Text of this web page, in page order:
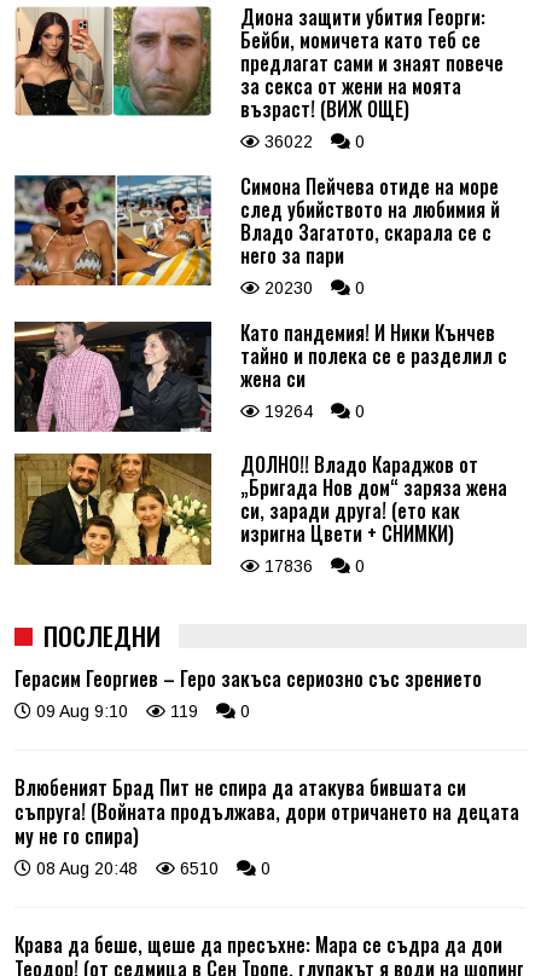
Диона защити убития Георги:
Бейби, момичета като теб се
предлагат сами и знаят повече
за секса от жени на моята
възраст! (ВИЖ ОЩЕ)
36022 0
Симона Пейчева отиде на море
след убийството на любимия й
Владо Загатото, скарала се с
него за пари
20230 0
Като пандемия! И Ники Кънчев
тайно и полека се е разделил с
жена си
19264 0
ДОЛНО!! Владо Караджов от
„Бригада Нов дом“ заряза жена
си, заради друга! (ето как
изригна Цвети + СНИМКИ)
17836 0
ПОСЛЕДНИ
Герасим Георгиев – Геро закъса сериозно със зрението
09 Aug 9:10 119 0
Влюбеният Брад Пит не спира да атакува бившата си
съпруга! (Войната продължава, дори отричането на децата
му не го спира)
08 Aug 20:48 6510 0
Крава да беше, щеше да пресъхне: Мара се съдра да дои
Теодор! (от седмица в Сен Тропе, глупакът я води на шопинг